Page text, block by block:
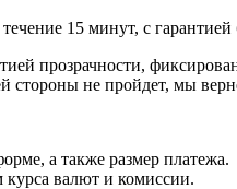
15 минут, с
прозрачности,
стороны не пройдет, мы
а также размер платежа.
курса валют и комиссии.